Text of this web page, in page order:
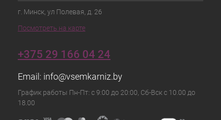
г. Минск, ул Полевая, д. 26
Посмотреть на карте
+375 29 166 04 24
Email: info@vsemkarniz.by
График работы Пн-Пт: с 9:00 до 20:00, Сб-Вск с 10.00 до
18.00